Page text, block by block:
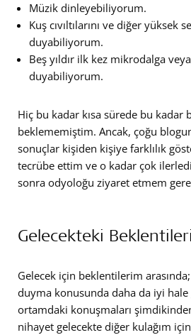
Müzik dinleyebiliyorum.
Kuş cıvıltılarını ve diğer yüksek
duyabiliyorum.
Beş yıldır ilk kez mikrodalga
duyabiliyorum.
Hiç bu kadar kısa sürede bu kadar
beklememiştim. Ancak, çoğu
sonuçlar kişiden kişiye farklılık
tecrübe ettim ve o kadar çok
sonra odyoloğu ziyaret etmem
Gelecekteki
Gelecek için beklentilerim
duyma konusunda daha da iyi
ortamdaki konuşmaları
nihayet gelecekte diğer kulağım